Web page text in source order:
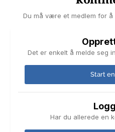
Du må være et medlem for
Det er enkelt å melde seg
Start
Har du allerede en